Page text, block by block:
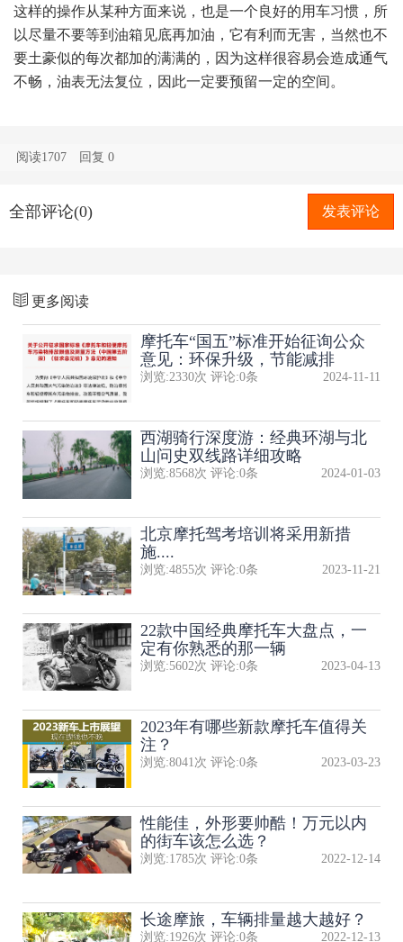
这样的操作从某种方面来说，也是一个良好的用车习惯，所
以尽量不要等到油箱见底再加油，它有利而无害，当然也不
要土豪似的每次都加的满满的，因为这样很容易会造成通气
不畅，油表无法复位，因此一定要预留一定的空间。
阅读1707 回复0
全部评论(0) 发表评论
更多阅读
摩托车“国五”标准开始征询公众
意见：环保升级，节能减排
浏览:2330次 评论:0条 2024-11-11
西湖骑行深度游：经典环湖与北
山问史双线路详细攻略
浏览:8568次 评论:0条 2024-01-03
北京摩托驾考培训将采用新措
施....
浏览:4855次 评论:0条 2023-11-21
22款中国经典摩托车大盘点，一
定有你熟悉的那一辆
浏览:5602次 评论:0条 2023-04-13
2023年有哪些新款摩托车值得关
注？
浏览:8041 次 评论:0条 2023-03-23
性能佳，外形要帅酷！万元以内
的街车该怎么选？
浏览:1785次 评论:0条 2022-12-14
长途摩旅，车辆排量越大越好？
浏览:1926次 评论:0条 2022-12-13